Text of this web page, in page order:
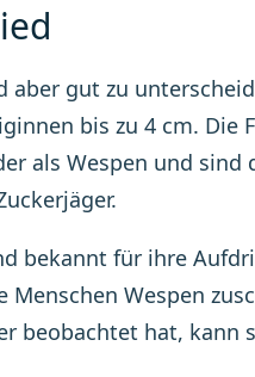
aber gut zu
bis zu 4 cm. Die
als Wespen und
bekannt für ihre
Wespen
beobachtet hat, kann